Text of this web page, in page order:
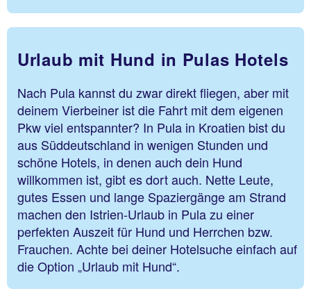
Urlaub mit Hund in Pulas Hotels
Nach Pula kannst du zwar direkt fliegen, aber mit
deinem Vierbeiner ist die Fahrt mit dem eigenen
Pkw viel entspannter? In Pula in Kroatien bist du
aus Süddeutschland in wenigen Stunden und
schöne Hotels, in denen auch dein Hund
willkommen ist, gibt es dort auch. Nette Leute,
gutes Essen und lange Spaziergänge am Strand
machen den Istrien-Urlaub in Pula zu einer
perfekten Auszeit für Hund und Herrchen bzw.
Frauchen. Achte bei deiner Hotelsuche einfach auf
die Option „Urlaub mit Hund“.